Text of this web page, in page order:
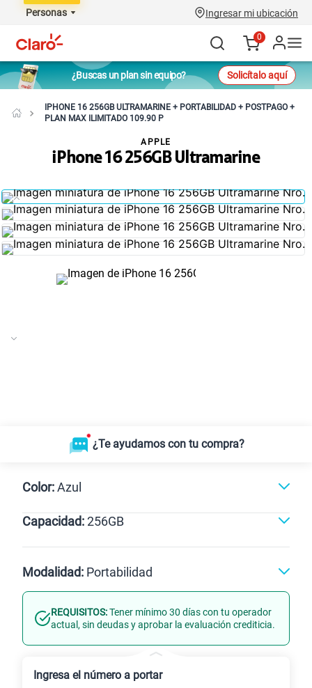
Personas Ingresar mi ubicación
0
¿Buscas un plan sin equipo? Solicítalo aquí
IPHONE 16 256GB ULTRAMARINE + PORTABILIDAD + POSTPAGO +
PLAN MAX ILIMITADO 109.90 P
iPhone 16 256GB Ultramarine
APPLE
¿Te ayudamos con tu compra?
Color:Azul
Negro
Capacidad:256GB
128GB 256GB
Modalidad: Portabilidad
Línea Nueva Portabilidad
REQUISITOS:Tener mínimo 30 días con tu operador
actual, sin deudas y aprobar la evaluación crediticia.
Ingresa el número a portar